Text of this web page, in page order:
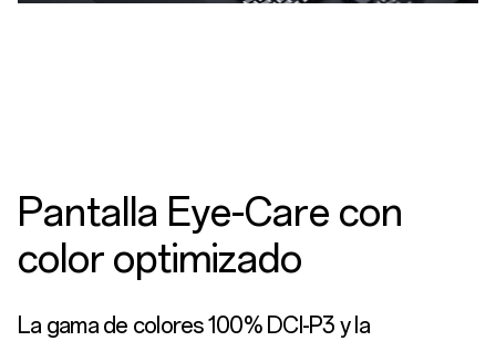
Pantalla Eye-Care con
color optimizado
La gama de colores 100% DCI-P3 y la